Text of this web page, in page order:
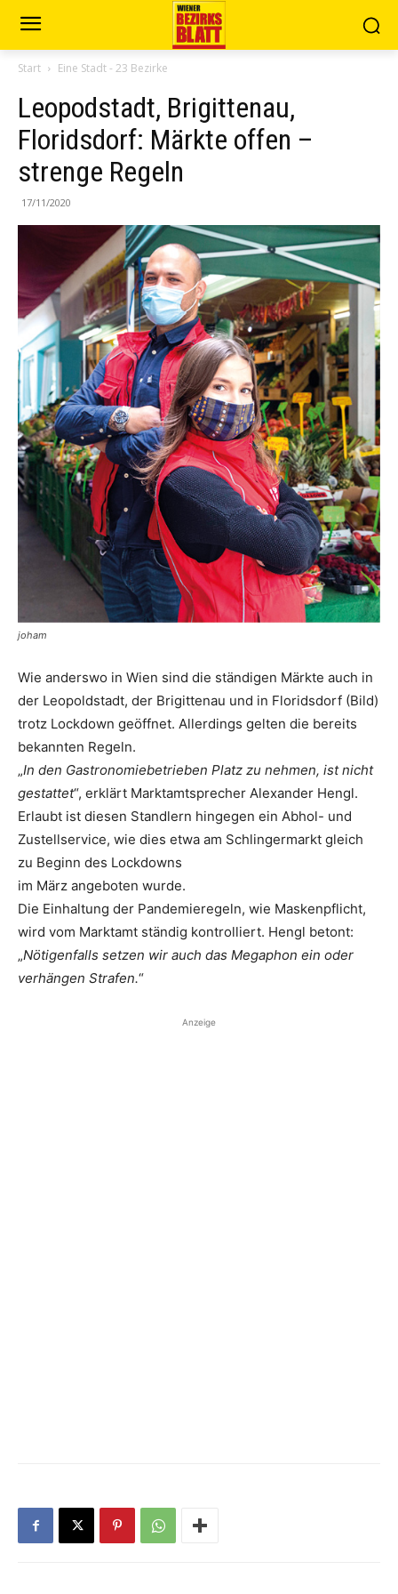
Start Eine Stadt - 23 Bezirke
Leopodstadt, Brigittenau,
Floridsdorf: Märkte offen –
strenge Regeln
17/11/2020
joham
Wie anderswo in Wien sind die ständigen Märkte auch in
der Leopoldstadt, der Brigittenau und in Floridsdorf (Bild)
trotz Lockdown geöffnet. Allerdings gelten die bereits
bekannten Regeln.
„In den Gastronomiebetrieben Platz zu nehmen, ist nicht
gestattet“, erklärt Marktamtsprecher Alexander Hengl.
Erlaubt ist diesen Standlern hingegen ein Abhol- und
Zustellservice, wie dies etwa am Schlingermarkt gleich
zu Beginn des Lockdowns
im März angeboten wurde.
Die Einhaltung der Pandemieregeln, wie Maskenpflicht,
wird vom Marktamt ständig kontrolliert. Hengl betont:
„Nötigenfalls setzen wir auch das Megaphon ein oder
verhängen Strafen.“
Anzeige